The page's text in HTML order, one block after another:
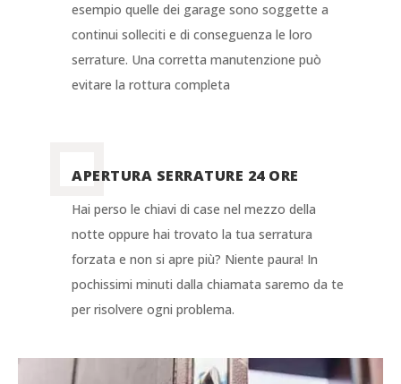
esempio quelle dei garage sono soggette a
continui solleciti e di conseguenza le loro
serrature. Una corretta manutenzione può
evitare la rottura completa
APERTURA SERRATURE 24 ORE
Hai perso le chiavi di case nel mezzo della
notte oppure hai trovato la tua serratura
forzata e non si apre più? Niente paura! In
pochissimi minuti dalla chiamata saremo da te
per risolvere ogni problema.